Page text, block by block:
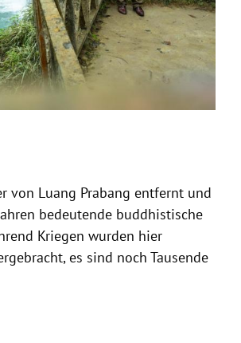
von Luang Prabang entfernt und
bedeutende buddhistische
Kriegen wurden hier
es sind noch Tausende